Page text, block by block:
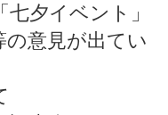
夕イベント」
意見が出てい